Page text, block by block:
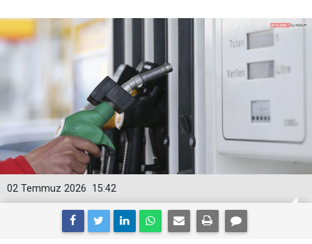
15:42
02 Temmuz 2026